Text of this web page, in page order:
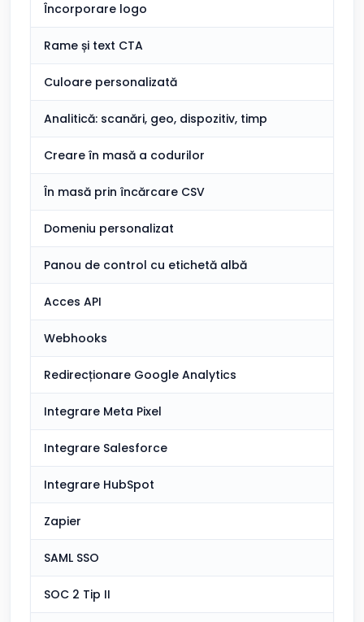
Încorporare logo
Rame și text CTA
Culoare personalizată
Analitică: scanări, geo, dispozitiv, timp
Creare în masă a codurilor
În masă prin încărcare CSV
Domeniu personalizat
Panou de control cu etichetă albă
Acces API
Webhooks
Redirecționare Google Analytics
Integrare Meta Pixel
Integrare Salesforce
Integrare HubSpot
Zapier
SAML SSO
SOC 2 Tip II